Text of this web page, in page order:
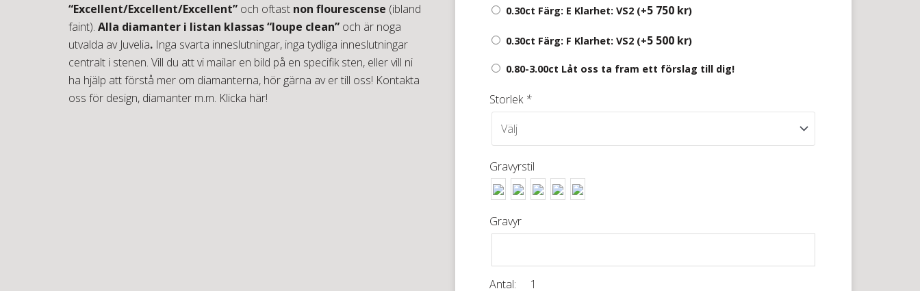
“Excellent/Excellent/Excellent” och oftast non flourescense (ibland
faint). Alla diamanter i listan klassas “loupe clean” och är noga
utvalda av Juvelia. Inga svarta inneslutningar, inga tydliga inneslutningar
centralt i stenen. Vill du att vi mailar en bild på en specifik sten, eller vill ni
ha hjälp att förstå mer om diamanterna, hör gärna av er till oss! Kontakta
oss för design, diamanter m.m. Klicka här!
0.30ct Färg: E Klarhet: VS2 (+5 750 kr)
0.30ct Färg: F Klarhet: VS2 (+5 500 kr)
0.80-3.00ct Låt oss ta fram ett förslag till dig!
Storlek *
Gravyrstil
Gravyr